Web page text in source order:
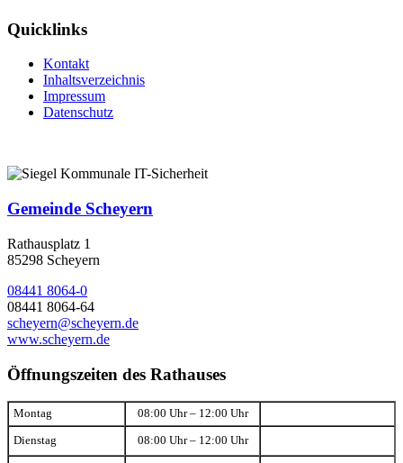
Quicklinks
Kontakt
Inhaltsverzeichnis
Impressum
Datenschutz
Gemeinde Scheyern
Rathausplatz 1
85298 Scheyern
08441 8064-0
08441 8064-64
scheyern@scheyern.de
www.scheyern.de
Öffnungszeiten des Rathauses
Montag 08:00 Uhr – 12:00 Uhr
Dienstag 08:00 Uhr – 12:00 Uhr